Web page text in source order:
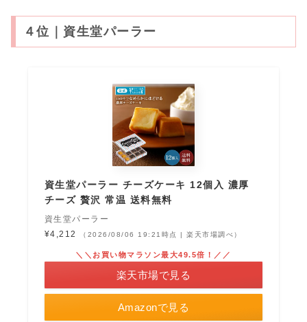
４位｜資生堂パーラー
資生堂パーラー チーズケーキ 12個入 濃厚
チーズ 贅沢 常温 送料無料
資生堂パーラー
¥4,212
（2026/08/06 19:21時点 | 楽天市場調べ）
Amazonで見る
＼＼お買い物マラソン最大49.5倍！／／
楽天市場で見る